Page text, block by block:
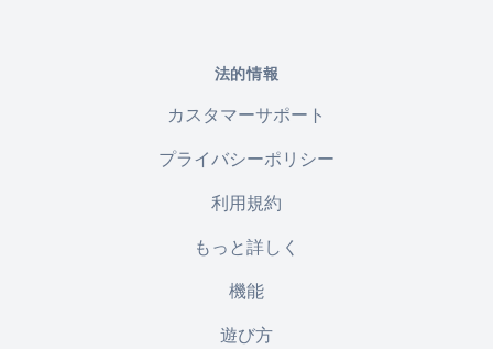
法的情報
カスタマーサポート
プライバシーポリシー
利用規約
もっと詳しく
機能
遊び方